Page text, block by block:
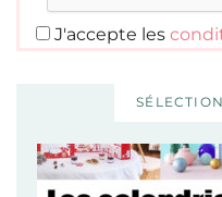
J'accepte les